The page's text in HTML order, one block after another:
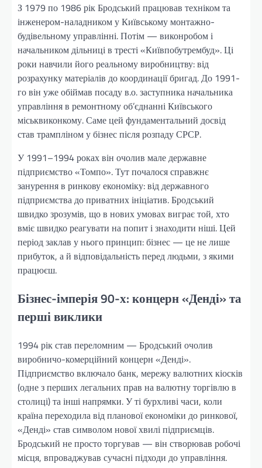
З 1979 по 1986 рік Бродський працював техніком та
інженером-наладником у Київському монтажно-
будівельному управлінні. Потім — виконробом і
начальником дільниці в тресті «Київпобутрембуд». Ці
роки навчили його реальному виробництву: від
розрахунку матеріалів до координації бригад. До 1991-
го він уже обіймав посаду в.о. заступника начальника
управління в ремонтному об’єднанні Київського
міськвиконкому. Саме цей фундаментальний досвід
став трампліном у бізнес після розпаду СРСР.
У 1991–1994 роках він очолив мале державне
підприємство «Томпо». Тут почалося справжнє
занурення в ринкову економіку: від державного
підприємства до приватних ініціатив. Бродський
швидко зрозумів, що в нових умовах виграє той, хто
вміє швидко реагувати на попит і знаходити ніші. Цей
період заклав у нього принцип: бізнес — це не лише
прибуток, а й відповідальність перед людьми, з якими
працюєш.
Бізнес-імперія 90-х: концерн «Денді» та
перші виклики
1994 рік став переломним — Бродський очолив
виробничо-комерційний концерн «Денді».
Підприємство включало банк, мережу валютних кіосків
(одне з перших легальних прав на валютну торгівлю в
столиці) та інші напрямки. У ті бурхливі часи, коли
країна переходила від планової економіки до ринкової,
«Денді» став символом нової хвилі підприємців.
Бродський не просто торгував — він створював робочі
місця, впроваджував сучасні підходи до управління.